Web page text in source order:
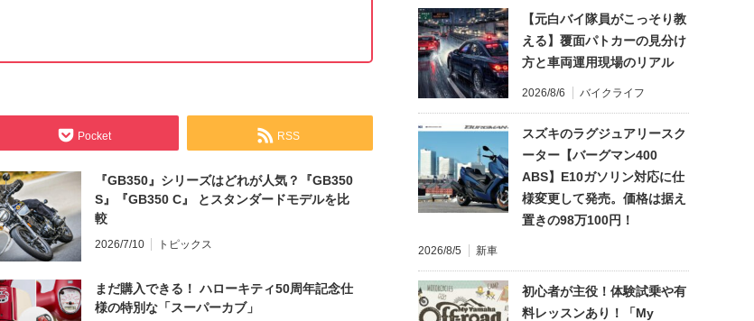
Pocket RSS
『GB350』シリーズはどれが人気？『GB350
S』『GB350 C』 とスタンダードモデルを比
較
2026/7/10 トピックス
まだ購入できる！ ハローキティ50周年記念仕
様の特別な「スーパーカブ」
【元白バイ隊員がこっそり教
える】覆面パトカーの見分け
方と車両運用現場のリアル
2026/8/6 バイクライフ
スズキのラグジュアリースク
ーター【バーグマン400
ABS】E10ガソリン対応に仕
様変更して発売。価格は据え
置きの98万100円！
2026/8/5 新車
初心者が主役！体験試乗や有
料レッスンあり！「My